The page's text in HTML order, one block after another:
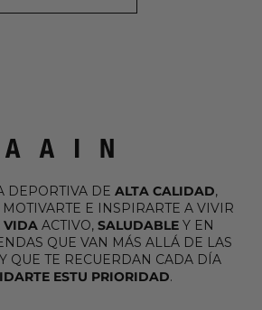
DEPORTIVA DE ALTA CALIDAD,
E INSPIRARTE A VIVIR
VIDA ACTIVO, SALUDABLEY EN
QUE VAN MÁS ALLÁ DE LAS
QUE TE RECUERDAN CADA DÍA
ESTU PRIORIDAD.